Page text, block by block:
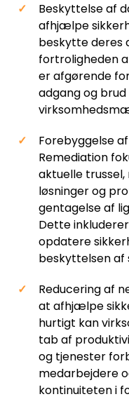
Beskyttelse af
afhjælpe
beskytte deres
fortroligheden
er afgørende
adgang og
Forebyggelse
Remediation
aktuelle
løsninger og
gentagelse af
Dette
opdatere
beskyttelsen af
Reducering af
at afhjælpe
hurtigt kan
tab af
og tjenester
medarbejdere
kontinuiteten i